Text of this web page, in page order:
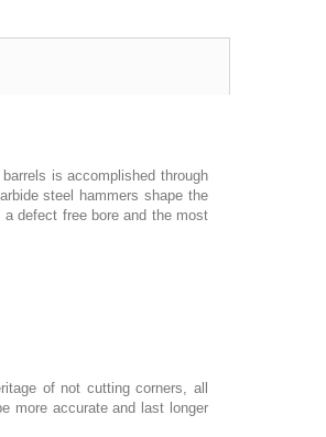
is accomplished through
steel hammers shape the
a defect free bore and the most
of not cutting corners, all
more accurate and last longer